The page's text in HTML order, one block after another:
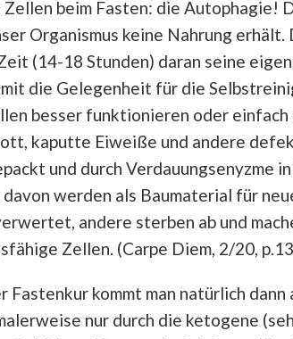
Zellen beim Fasten: die Autophagie!
Organismus keine Nahrung erhält.
(14-18 Stunden) daran seine
die Gelegenheit für die
besser funktionieren oder einfach
kaputte Eiweiße und andere
und durch Verdauungsenyzme
davon werden als Baumaterial für
andere sterben ab und
Zellen. (Carpe Diem, 2/20,
Fastenkur kommt man natürlich
nur durch die ketogene